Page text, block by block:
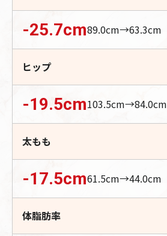
-25.7cm89.0cm→63.3cm
ヒップ
-19.5cm103.5cm→84.0cm
太もも
-17.5cm61.5cm→44.0cm
体脂肪率